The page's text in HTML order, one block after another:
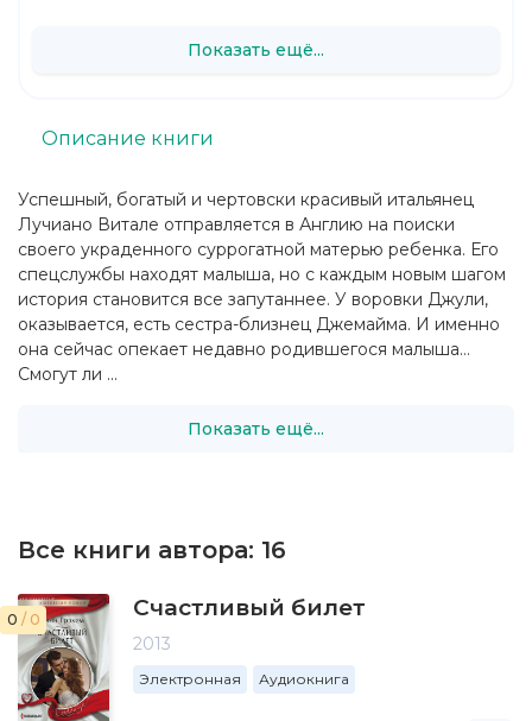
Успешный, богатый и чертовски красивый итальянец
Лучиано Витале отправляется в Англию на поиски
своего украденного суррогатной матерью ребенка. Его
спецслужбы находят малыша, но с каждым новым шагом
история становится все запутаннее. У воровки Джули,
оказывается, есть сестра-близнец Джемайма. И именно
она сейчас опекает недавно родившегося малыша…
Смогут ли ...
Показать ещё...
Описание книги
Все книги автора: 16
0 / 0 Счастливый билет
2013
Электронная Аудиокнига
Показать ещё...